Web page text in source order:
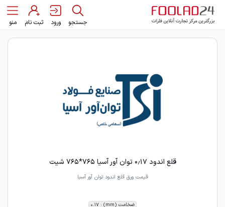
جستجو ورود ثبت نام منو
قلع اندود ۰٫۱۷ توان آور آسیا ۷۶۵*۷۶۵ شیت
قیمت ورق قلع اندود توان آور آسیا
ضخامت (mm) : 0.17